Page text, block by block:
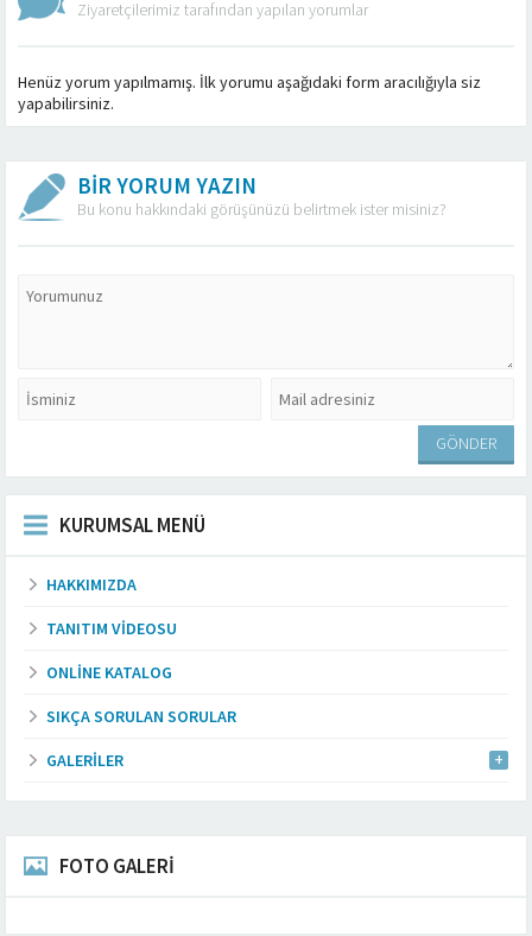
Ziyaretçilerimiz tarafından yapılan yorumlar
Henüz yorum yapılmamış. İlk yorumu aşağıdaki form aracılığıyla siz
yapabilirsiniz.
BİR YORUM YAZIN
Bu konu hakkındaki görüşünüzü belirtmek ister misiniz?
KURUMSAL MENÜ
HAKKIMIZDA
TANITIM VIDEOSU
ONLINE KATALOG
SIKÇA SORULAN SORULAR
GALERILER
FOTO GALERİ